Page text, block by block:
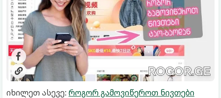
იხილეთ ასევე: როგორ გამოვიწეროთ ნივთები